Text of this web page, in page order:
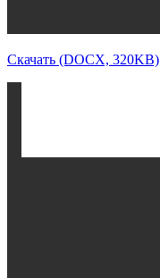
Скачать (DOCX, 320KB)